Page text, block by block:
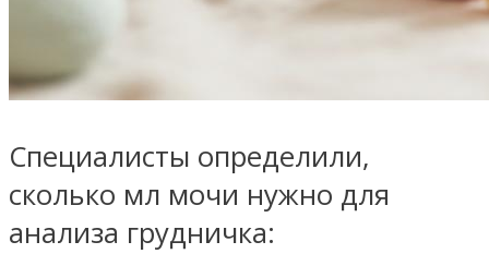
Специалисты определили,
сколько мл мочи нужно для
анализа грудничка: